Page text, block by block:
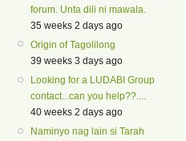
forum. Unta dili ni mawala.
35 weeks 2 days ago
Origin of Tagolilong
39 weeks 3 days ago
Looking for a LUDABI Group
contact...can you help??....
40 weeks 2 days ago
Naminyo nag lain si Tarah